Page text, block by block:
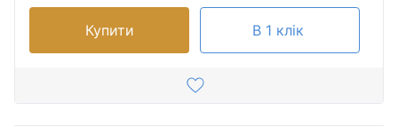
Купити В 1 клік